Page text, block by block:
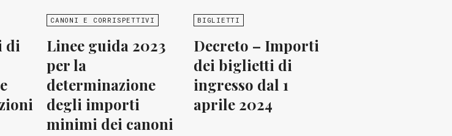
di
CANONI E CORRISPETTIVI
Linee guida 2023
per la
determinazione
degli importi
minimi dei canoni
BIGLIETTI
Decreto – Importi
dei biglietti di
ingresso dal 1
aprile 2024